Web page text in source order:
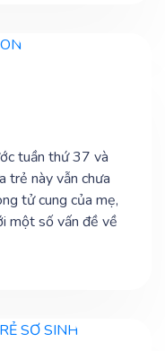
tuần thứ 37 và
trẻ này vẫn chưa
tử cung của mẹ,
một số vấn đề về